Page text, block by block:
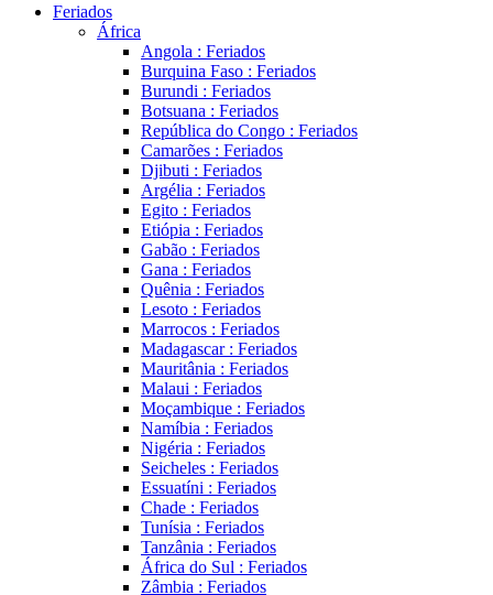
Feriados
África
Angola : Feriados
Burquina Faso : Feriados
Burundi : Feriados
Botsuana : Feriados
República do Congo : Feriados
Camarões : Feriados
Djibuti : Feriados
Argélia : Feriados
Egito : Feriados
Etiópia : Feriados
Gabão : Feriados
Gana : Feriados
Quênia : Feriados
Lesoto : Feriados
Marrocos : Feriados
Madagascar : Feriados
Mauritânia : Feriados
Malaui : Feriados
Moçambique : Feriados
Namíbia : Feriados
Nigéria : Feriados
Seicheles : Feriados
Essuatíni : Feriados
Chade : Feriados
Tunísia : Feriados
Tanzânia : Feriados
África do Sul : Feriados
Zâmbia : Feriados